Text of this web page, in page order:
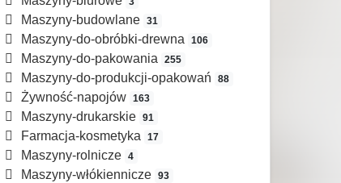
Maszyny-budowlane 31
Maszyny-do-obróbki-drewna 106
Maszyny-do-pakowania 255
Maszyny-do-produkcji-opakowań 88
Żywność-napojów 163
Maszyny-drukarskie 91
Farmacja-kosmetyka 17
Maszyny-rolnicze 4
Maszyny-włókiennicze 93